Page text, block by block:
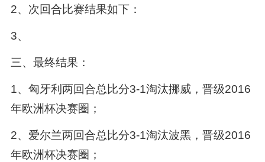
2、次回合比赛结果如下：
3、
三、最终结果：
1、匈牙利两回合总比分3-1淘汰挪威，晋级2016
年欧洲杯决赛圈；
2、爱尔兰两回合总比分3-1淘汰波黑，晋级2016
年欧洲杯决赛圈；